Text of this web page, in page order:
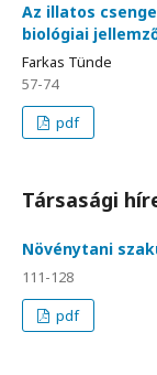
Az illatos
biológiai
Farkas Tünde
57-74
pdf
Társasági
Növénytani
111-128
pdf